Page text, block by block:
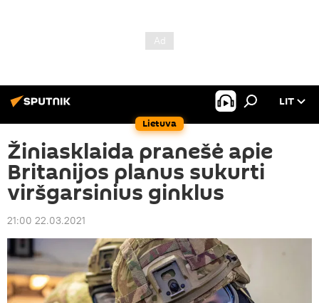
Lietuva
LIT
Žiniasklaida pranešė apie
Britanijos planus sukurti
viršgarsinius ginklus
21:00 22.03.2021